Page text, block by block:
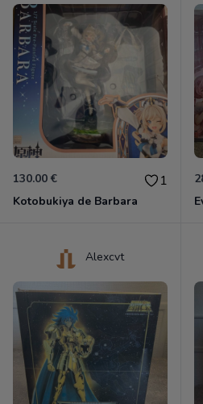
130.00 € 1
Kotobukiya de Barbara
Alexcvt